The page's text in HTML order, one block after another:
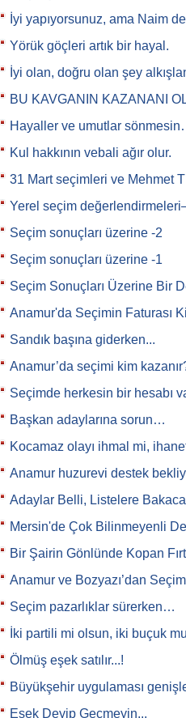
İyi yapıyorsunuz, ama Naim
Yörük göçleri artık bir hayal.
İyi olan, doğru olan şey
BU KAVGANIN KAZANANI
Hayaller ve umutlar
Kul hakkının vebali ağır olur.
31 Mart seçimleri ve Mehmet
Yerel seçim
Seçim sonuçları üzerine -2
Seçim sonuçları üzerine -1
Seçim Sonuçları Üzerine Bir
Anamur'da Seçimin Faturası
Sandık başına giderken...
Anamur’da seçimi kim
Seçimde herkesin bir hesabı
Başkan adaylarına sorun…
Kocamaz olayı ihmal mi,
Anamur huzurevi destek
Adaylar Belli, Listelere
Mersin'de Çok Bilinmeyenli
Bir Şairin Gönlünde Kopan
Anamur ve Bozyazı’dan
Seçim pazarlıklar sürerken…
İki partili mi olsun, iki buçuk
Ölmüş eşek satılır...!
Büyükşehir uygulaması
Eşek Deyip Geçmeyin...